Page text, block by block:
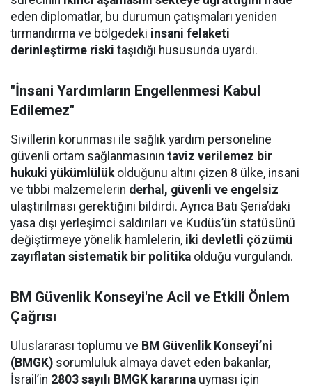
eden diplomatlar, bu durumun çatışmaları yeniden
tırmandırma ve bölgedeki insani felaketi
derinleştirme riski taşıdığı hususunda uyardı.
"İnsani Yardımların Engellenmesi Kabul
Edilemez"
Sivillerin korunması ile sağlık yardım personeline
güvenli ortam sağlanmasının taviz verilemez bir
hukuki yükümlülük olduğunu altını çizen 8 ülke, insani
ve tıbbi malzemelerin derhal, güvenli ve engelsiz
ulaştırılması gerektiğini bildirdi. Ayrıca Batı Şeria’daki
yasa dışı yerleşimci saldırıları ve Kudüs’ün statüsünü
değiştirmeye yönelik hamlelerin, iki devletli çözümü
zayıflatan sistematik bir politika olduğu vurgulandı.
BM Güvenlik Konseyi'ne Acil ve Etkili Önlem
Çağrısı
Uluslararası toplumu ve BM Güvenlik Konseyi’ni
(BMGK) sorumluluk almaya davet eden bakanlar,
İsrail’in 2803 sayılı BMGK kararına uyması için